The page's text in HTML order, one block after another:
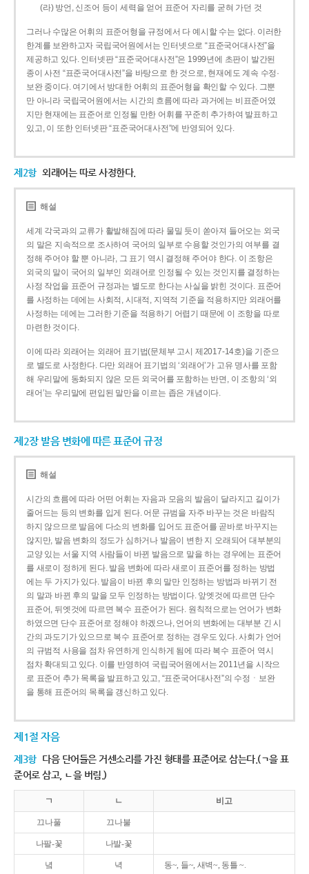
(라) 방언, 신조어 등이 세력을 얻어 표준어 자리를 굳혀 가던 것
그러나 수많은 어휘의 표준어형을 규정에서 다 예시할 수는 없다. 이러한
한계를 보완하고자 국립국어원에서는 인터넷으로 “표준국어대사전”을
제공하고 있다. 인터넷판 “표준국어대사전”은 1999년에 초판이 발간된
종이 사전 “표준국어대사전”을 바탕으로 한 것으로, 현재에도 계속 수정·
보완 중이다. 여기에서 방대한 어휘의 표준어형을 확인할 수 있다. 그뿐
만 아니라 국립국어원에서는 시간의 흐름에 따라 과거에는 비표준어였
지만 현재에는 표준어로 인정될 만한 어휘를 꾸준히 추가하여 발표하고
있고, 이 또한 인터넷판 “표준국어대사전”에 반영되어 있다.
제2항 외래어는 따로 사정한다.
해설
세계 각국과의 교류가 활발해짐에 따라 물밀 듯이 쏟아져 들어오는 외국
의 말은 지속적으로 조사하여 국어의 일부로 수용할 것인가의 여부를 결
정해 주어야 할 뿐 아니라, 그 표기 역시 결정해 주어야 한다. 이 조항은
외국의 말이 국어의 일부인 외래어로 인정될 수 있는 것인지를 결정하는
사정 작업을 표준어 규정과는 별도로 한다는 사실을 밝힌 것이다. 표준어
를 사정하는 데에는 사회적, 시대적, 지역적 기준을 적용하지만 외래어를
사정하는 데에는 그러한 기준을 적용하기 어렵기 때문에 이 조항을 따로
마련한 것이다.
이에 따라 외래어는 외래어 표기법(문체부 고시 제2017-14호)을 기준으
로 별도로 사정한다. 다만 외래어 표기법의 ‘외래어’가 고유 명사를 포함
해 우리말에 동화되지 않은 모든 외국어를 포함하는 반면, 이 조항의 ‘외
래어’는 우리말에 편입된 말만을 이르는 좁은 개념이다.
제2장 발음 변화에 따른 표준어 규정
해설
시간의 흐름에 따라 어떤 어휘는 자음과 모음의 발음이 달라지고 길이가
줄어드는 등의 변화를 입게 된다. 어문 규범을 자주 바꾸는 것은 바람직
하지 않으므로 발음에 다소의 변화를 입어도 표준어를 곧바로 바꾸지는
않지만, 발음 변화의 정도가 심하거나 발음이 변한 지 오래되어 대부분의
교양 있는 서울 지역 사람들이 바뀐 발음으로 말을 하는 경우에는 표준어
를 새로이 정하게 된다. 발음 변화에 따라 새로이 표준어를 정하는 방법
에는 두 가지가 있다. 발음이 바뀐 후의 말만 인정하는 방법과 바뀌기 전
의 말과 바뀐 후의 말을 모두 인정하는 방법이다. 앞엣것에 따르면 단수
표준어, 뒤엣것에 따르면 복수 표준어가 된다. 원칙적으로는 언어가 변화
하였으면 단수 표준어로 정해야 하겠으나, 언어의 변화에는 대부분 긴 시
간의 과도기가 있으므로 복수 표준어로 정하는 경우도 있다. 사회가 언어
의 규범적 사용을 점차 유연하게 인식하게 됨에 따라 복수 표준어 역시
점차 확대되고 있다. 이를 반영하여 국립국어원에서는 2011년을 시작으
로 표준어 추가 목록을 발표하고 있고, “표준국어대사전”의 수정ㆍ보완
을 통해 표준어의 목록을 갱신하고 있다.
제1절 자음
제3항 다음 단어들은 거센소리를 가진 형태를 표준어로 삼는다.(ㄱ을 표
준어로 삼고, ㄴ을 버림.)
ㄱ ㄴ 비고
끄나풀 끄나불
나팔-꽃 나발-꽃
녘 녁 동~, 들~, 새벽~, 동틀 ~.